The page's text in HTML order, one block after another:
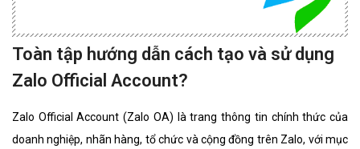
Toàn tập hướng dẫn cách tạo và sử dụng
Zalo Official Account?
Zalo Official Account (Zalo OA) là trang thông tin chính thức của
doanh nghiệp, nhãn hàng, tổ chức và cộng đồng trên Zalo, với mục